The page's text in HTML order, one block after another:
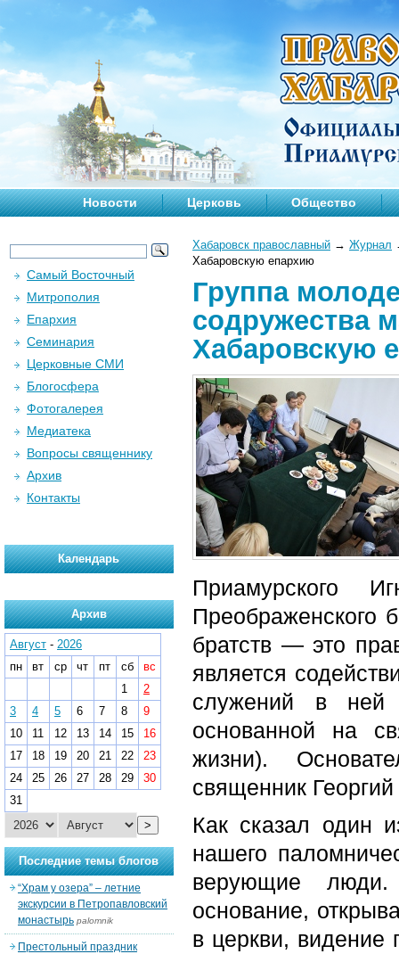
Новости Церковь Общество
Хабаровск православный → Журнал
Хабаровскую епархию
Группа
содружества
Хабаровскую
Приамурского
Преображенского
братств — это
является
служений в ней
основанной на
жизни).
священник Георгий
Как сказал один
нашего
верующие
основание,
в церкви, видение
Самый Восточный
Митрополия
Епархия
Семинария
Церковные СМИ
Блогосфера
Фотогалерея
Медиатека
Вопросы священнику
Архив
Контакты
Календарь
Архив
Август - 2026
пн
вт ср чт пт сб
вс
1
2
3
4 5 6 7 8
9
10
11 12 13 14 15
16
17
18 19 20 21 22
23
24
25 26 27 28 29
30
31
>
Последние темы блогов
“Храм у озера” – летние
экскурсии в Петропавловский
монастырь palomnik
Престольный праздник